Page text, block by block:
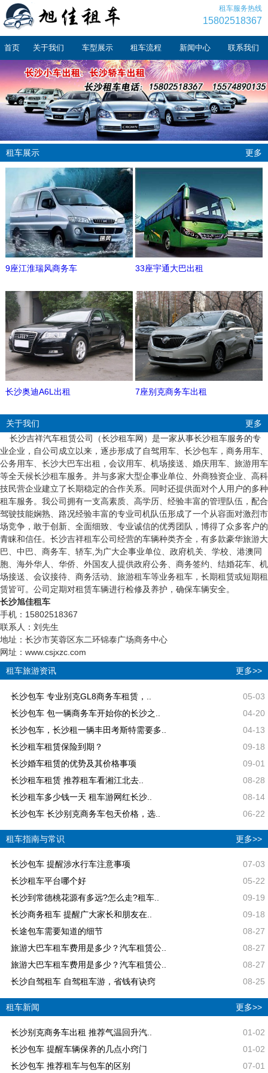
租车服务热线
15802518367
首页 关于我们 车型展示 租车流程 新闻中心 联系我们
租车展示 更多
9座江淮瑞风商务车 33座宇通大巴出租
长沙奥迪A6L出租 7座别克商务车出租
关于我们
更多
长沙吉祥汽车租赁公司（长沙租车网）是一家从事长沙租车服务的专
业企业，自公司成立以来，逐步形成了自驾用车、长沙包车，商务用车、
公务用车、长沙大巴车出租，会议用车、机场接送、婚庆用车、旅游用车
等全天候长沙租车服务。并与多家大型企事业单位、外商独资企业、高科
技民营企业建立了长期稳定的合作关系。同时还提供面对个人用户的多种
租车服务。我公司拥有一支高素质、高学历、经验丰富的管理队伍，配合
驾驶技能娴熟、路况经验丰富的专业司机队伍形成了一个从容面对激烈市
场竞争，敢于创新、全面细致、专业诚信的优秀团队，博得了众多客户的
青睐和信任。长沙吉祥租车公司经营的车辆种类齐全，有多款豪华旅游大
巴、中巴、商务车、轿车,为广大企事业单位、政府机关、学校、港澳同
胞、海外华人、华侨、外国友人提供政府公务、商务签约、结婚花车、机
场接送、会议接待、商务活动、旅游租车等业务租车，长期租赁或短期租
赁皆可。公司定期对租赁车辆进行检修及养护，确保车辆安全。
长沙旭佳租车
手机：15802518367
联系人：刘先生
地址：长沙市芙蓉区东二环锦泰广场商务中心
网址：www.csjxzc.com
租车旅游资讯
更多>>
长沙包车 专业别克GL8商务车租赁，..
05-03
长沙包车 包一辆商务车开始你的长沙之..
04-20
长沙包车，长沙租一辆丰田考斯特需要多..
04-13
长沙租车租赁保险到期？
09-18
长沙婚车租赁的优势及其价格事项
09-01
长沙租车租赁 推荐租车看湘江北去..
08-28
长沙租车多少钱一天 租车游网红长沙..
08-14
长沙包车 长沙别克商务车包天价格，选..
06-22
租车指南与常识 更多>>
长沙包车 提醒涉水行车注意事项
07-03
长沙租车平台哪个好
05-22
长沙到常德桃花源有多远?怎么走?租车..
09-19
长沙商务租车 提醒广大家长和朋友在..
09-18
长途包车需要知道的细节
08-27
旅游大巴车租车费用是多少？汽车租赁公..
08-27
旅游大巴车租车费用是多少？汽车租赁公..
08-27
长沙自驾租车 自驾租车游，省钱有诀窍
08-25
租车新闻 更多>>
长沙别克商务车出租 推荐气温回升汽..
01-02
长沙包车 提醒车辆保养的几点小窍门
01-02
长沙包车 推荐租车与包车的区别
07-01